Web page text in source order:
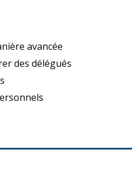
avancée
des délégués